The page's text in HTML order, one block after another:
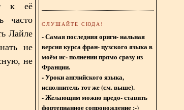
к её
часто
Лайле
не
не
СЛУШАЙТЕ СЮДА!
- Самая последняя ориги- нальная
версия курса фран- цузского языка в
моём ис- полнении прямо сразу из
Франции.
- Уроки английского языка,
исполнитель тот же (см. выше).
- Желающим можно предо- ставить
фортепианное сопровождение :-)